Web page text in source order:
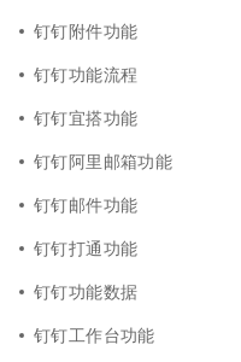
钉钉附件功能
钉钉功能流程
钉钉宜搭功能
钉钉阿里邮箱功能
钉钉邮件功能
钉钉打通功能
钉钉功能数据
钉钉工作台功能